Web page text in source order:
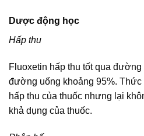
Dược động học
Hấp thu
Fluoxetin hấp thu tốt qua
đường uống khoảng 95%.
hấp thu của thuốc nhưng lại
khả dụng của thuốc.